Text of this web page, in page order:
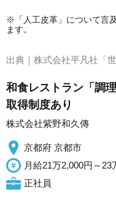
※「人工皮革」について言
ます。
出典｜ 株式会社平凡社「
和食レストラン「調
取得制度あり
株式会社紫野和久傳
京都府 京都市
月給21万2,000円～23
正社員